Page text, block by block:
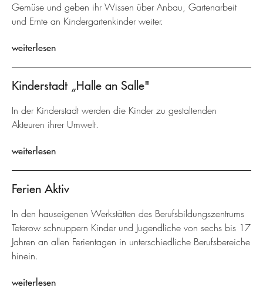
Gemüse und geben ihr Wissen über Anbau, Gartenarbeit
und Ernte an Kindergartenkinder weiter.
weiterlesen
Kinderstadt „Halle an Salle"
In der Kinderstadt werden die Kinder zu gestaltenden
Akteuren ihrer Umwelt.
weiterlesen
Ferien Aktiv
In den hauseigenen Werkstätten des Berufsbildungszentrums
Teterow schnuppern Kinder und Jugendliche von sechs bis 17
Jahren an allen Ferientagen in unterschiedliche Berufsbereiche
hinein.
weiterlesen